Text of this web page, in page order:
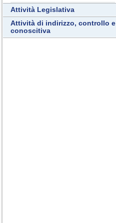
Attività Legislativa
Attività di indirizzo, controllo e
conoscitiva